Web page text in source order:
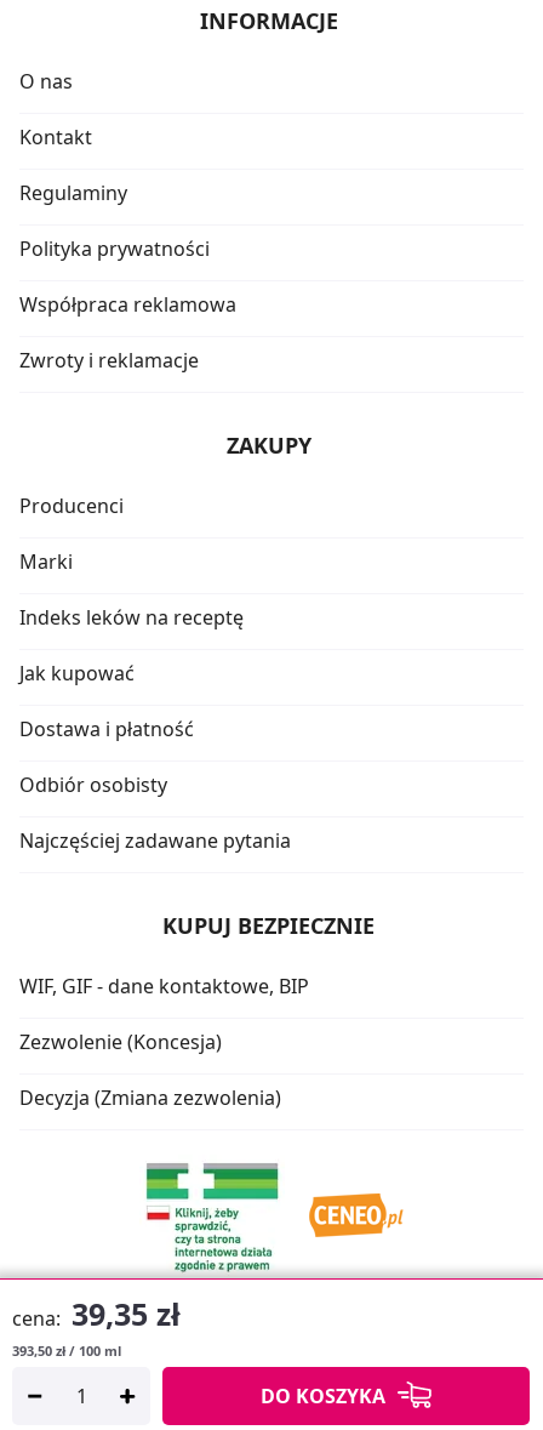
cena: 39,35 zł
393,50 zł / 100 ml
DO KOSZYKA
INFORMACJE
O nas
Kontakt
Regulaminy
Polityka prywatności
Współpraca reklamowa
Zwroty i reklamacje
ZAKUPY
Producenci
Marki
Indeks leków na receptę
Jak kupować
Dostawa i płatność
Odbiór osobisty
Najczęściej zadawane pytania
KUPUJ BEZPIECZNIE
WIF, GIF - dane kontaktowe, BIP
Zezwolenie (Koncesja)
Decyzja (Zmiana zezwolenia)
Copyright © 2026
Projekt strony: MEDICARE.PL iAPTUS.PL